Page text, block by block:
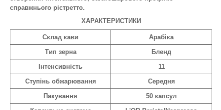
справжнього рістретто.
ХАРАКТЕРИСТИКИ
Склад кави
Арабіка
Тип зерна
Бленд
Інтенсивність
11
Ступінь обжарювання
Середня
Пакування
50 капсул